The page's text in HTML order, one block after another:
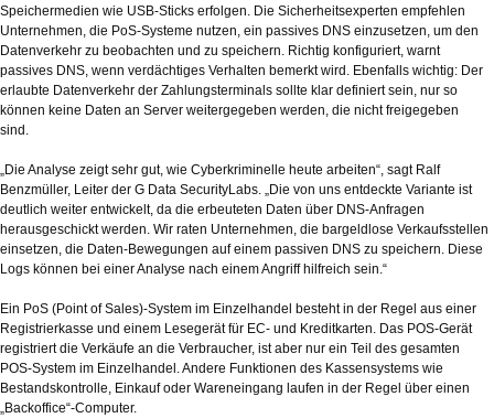
Speichermedien wie USB-Sticks erfolgen. Die Sicherheitsexperten empfehlen
Unternehmen, die PoS-Systeme nutzen, ein passives DNS einzusetzen, um den
Datenverkehr zu beobachten und zu speichern. Richtig konfiguriert, warnt
passives DNS, wenn verdächtiges Verhalten bemerkt wird. Ebenfalls wichtig: Der
erlaubte Datenverkehr der Zahlungsterminals sollte klar definiert sein, nur so
können keine Daten an Server weitergegeben werden, die nicht freigegeben
sind.
„Die Analyse zeigt sehr gut, wie Cyberkriminelle heute arbeiten“, sagt Ralf
Benzmüller, Leiter der G Data SecurityLabs. „Die von uns entdeckte Variante ist
deutlich weiter entwickelt, da die erbeuteten Daten über DNS-Anfragen
herausgeschickt werden. Wir raten Unternehmen, die bargeldlose Verkaufsstellen
einsetzen, die Daten-Bewegungen auf einem passiven DNS zu speichern. Diese
Logs können bei einer Analyse nach einem Angriff hilfreich sein.“
Ein PoS (Point of Sales)-System im Einzelhandel besteht in der Regel aus einer
Registrierkasse und einem Lesegerät für EC- und Kreditkarten. Das POS-Gerät
registriert die Verkäufe an die Verbraucher, ist aber nur ein Teil des gesamten
POS-System im Einzelhandel. Andere Funktionen des Kassensystems wie
Bestandskontrolle, Einkauf oder Wareneingang laufen in der Regel über einen
„Backoffice“-Computer.